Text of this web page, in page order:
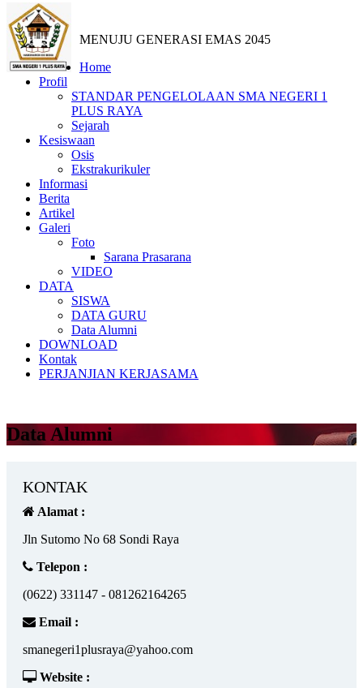
MENUJU GENERASI EMAS 2045
Home
Profil
STANDAR PENGELOLAAN SMA NEGERI 1
PLUS RAYA
Sejarah
Kesiswaan
Osis
Ekstrakurikuler
Informasi
Berita
Artikel
Galeri
Foto
Sarana Prasarana
VIDEO
DATA
SISWA
DATA GURU
Data Alumni
DOWNLOAD
Kontak
PERJANJIAN KERJASAMA
Data Alumni
KONTAK
Alamat :
Jln Sutomo No 68 Sondi Raya
Telepon :
(0622) 331147 - 081262164265
Email :
smanegeri1plusraya@yahoo.com
Website :